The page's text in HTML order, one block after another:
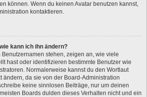
können. Wenn du keinen Avatar benutzen kannst,
kontaktieren.
kann ich ihn ändern?
stehen, zeigen an, wie viele
hast oder identifizieren bestimmte Benutzer wie
Normalerweise kannst du den Wortlaut
ändern, da sie von der Board-Administration
keine sinnlosen Beiträge, nur um deinen
Boards dulden dieses Verhalten nicht und ein